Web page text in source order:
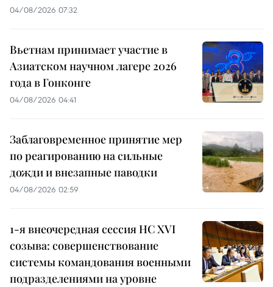
04/08/2026 07:32
Вьетнам принимает участие в
Азиатском научном лагере 2026
года в Гонконге
04/08/2026 04:41
Заблаговременное принятие мер
по реагированию на сильные
дожди и внезапные паводки
04/08/2026 02:59
1-я внеочередная сессия НС XVI
созыва: совершенствование
системы командования военными
подразделениями на уровне